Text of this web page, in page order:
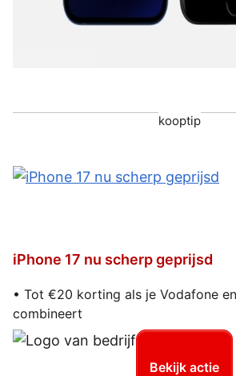
kooptip
iPhone 17 nu scherp geprijsd
• Tot €20 korting als je Vodafone
combineert
Bekijk actie